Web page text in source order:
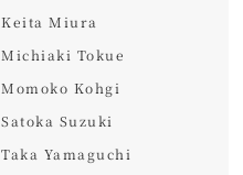
Keita Miura
Michiaki Tokue
Momoko Kohgi
Satoka Suzuki
Taka Yamaguchi